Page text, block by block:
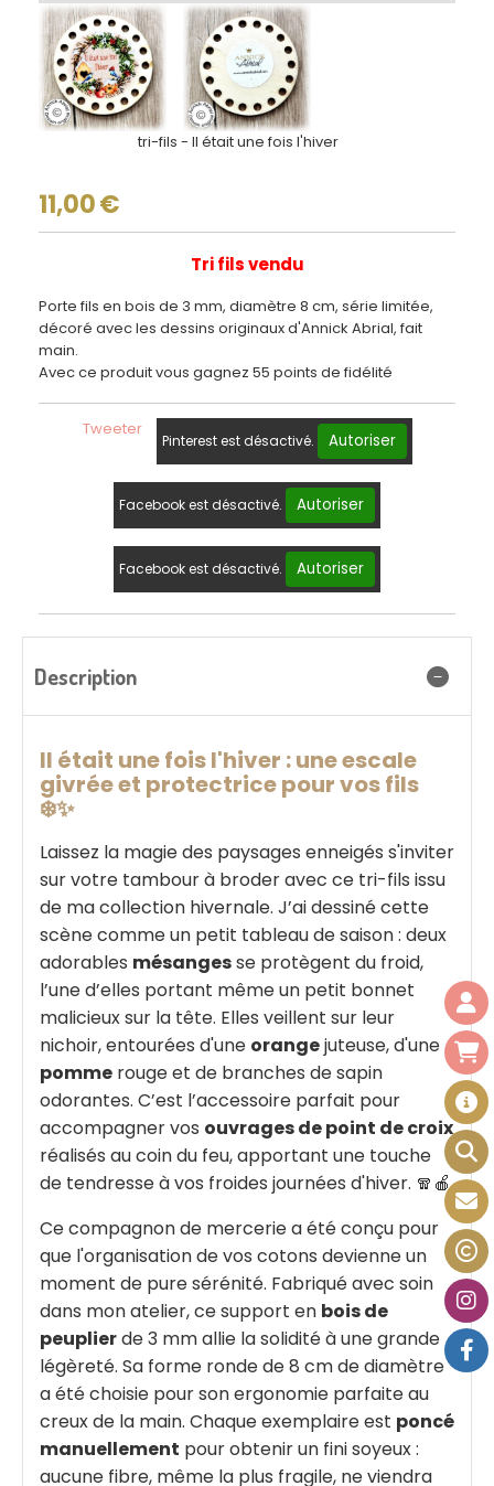
tri-fils - Il était une fois l'hiver
11,00€
Tri fils vendu
Porte fils en bois de 3 mm, diamètre 8 cm, série limitée,
décoré avec les dessins originaux d'Annick Abrial, fait
main.
Avec ce produit vous gagnez 55 points de fidélité
Tweeter
Pinterest est désactivé. Autoriser
Facebook est désactivé. Autoriser
Facebook est désactivé. Autoriser
Description
Il était une fois l'hiver : une escale
givrée et protectrice pour vos fils
❄️✨
Laissez la magie des paysages enneigés s'inviter
sur votre tambour à broder avec ce tri-fils issu
de ma collection hivernale. J’ai dessiné cette
scène comme un petit tableau de saison : deux
adorables mésangesse protègent du froid,
l’une d’elles portant même un petit bonnet
malicieux sur la tête. Elles veillent sur leur
nichoir, entourées d'une orangejuteuse, d'une
pomme rouge et de branches de sapin
odorantes. C’est l’accessoire parfait pour
accompagner vos ouvrages de point de croix
réalisés au coin du feu, apportant une touche
de tendresse à vos froides journées d'hiver. 🧣🍎
Ce compagnon de mercerie a été conçu pour
que l'organisation de vos cotons devienne un
moment de pure sérénité. Fabriqué avec soin
dans mon atelier, ce support en bois de
peuplierde 3 mm allie la solidité à une grande
légèreté. Sa forme ronde de 8 cm de diamètre
a été choisie pour son ergonomie parfaite au
creux de la main. Chaque exemplaire est poncé
manuellement pour obtenir un fini soyeux :
aucune fibre, même la plus fragile, ne viendra